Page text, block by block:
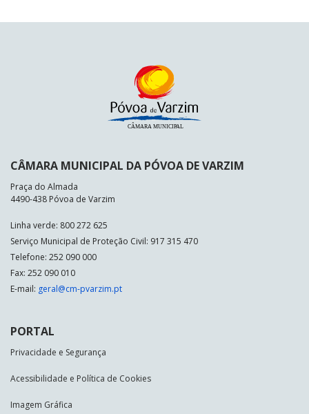
CÂMARA MUNICIPAL DA PÓVOA DE VARZIM
Praça do Almada
4490-438 Póvoa de Varzim
Linha verde: 800 272 625
Serviço Municipal de Proteção Civil: 917 315 470
Telefone: 252 090 000
Fax: 252 090 010
E-mail: geral@cm-pvarzim.pt
PORTAL
Privacidade e Segurança
Acessibilidade e Política de Cookies
Imagem Gráfica